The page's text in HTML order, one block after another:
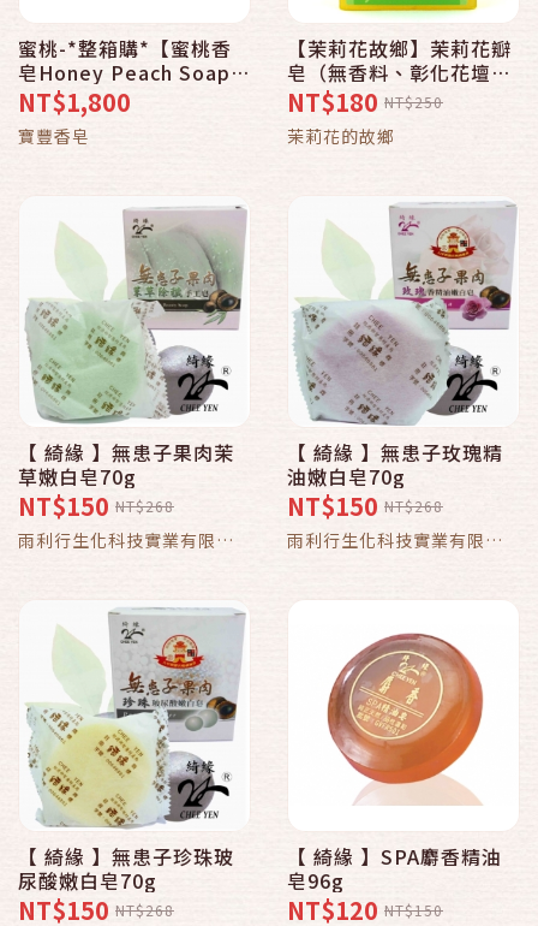
蜜桃-*整箱購*【蜜桃香
皂Honey Peach Soap禮
盒】(半打)24盒入
NT$1,800
寶豐香皂
【茉莉花故鄉】茉莉花瓣
皂（無香料、彰化花壇）
200g
NT$180 NT$250
茉莉花的故鄉
【 綺緣 】無患子果肉茉
草嫩白皂70g
NT$150 NT$268
雨利行生化科技實業有限公
【 綺緣 】無患子玫瑰精
油嫩白皂70g
NT$150 NT$268
雨利行生化科技實業有限公
【 綺緣 】無患子珍珠玻
尿酸嫩白皂70g
NT$150 NT$268
【 綺緣 】SPA麝香精油
皂96g
NT$120 NT$150